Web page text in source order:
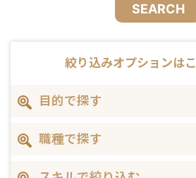
SEARCH
絞り込みオプションは
目的で探す
職種で探す